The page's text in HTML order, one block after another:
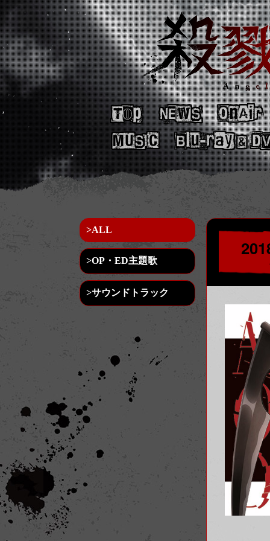
Top NEWS
OnAir
MUSIC
Blu-ray&
>ALL
>OP・ED主題歌
>サウンドトラック